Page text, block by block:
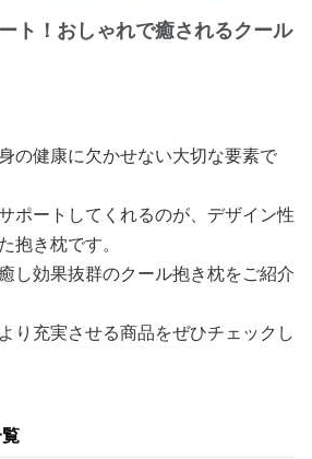
ト！おしゃれで癒されるクール
の健康に欠かせない大切な要素で
ポートしてくれるのが、デザイン性
抱き枕です。
し効果抜群のクール抱き枕をご紹介
り充実させる商品をぜひチェックし